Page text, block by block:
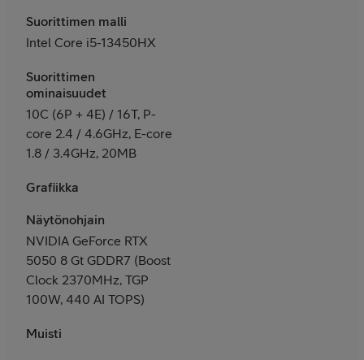
Suorittimen malli
Intel Core i5-13450HX
Suorittimen
ominaisuudet
10C (6P + 4E) / 16T, P-
core 2.4 / 4.6GHz, E-core
1.8 / 3.4GHz, 20MB
Grafiikka
Näytönohjain
NVIDIA GeForce RTX
5050 8 Gt GDDR7 (Boost
Clock 2370MHz, TGP
100W, 440 AI TOPS)
Muisti